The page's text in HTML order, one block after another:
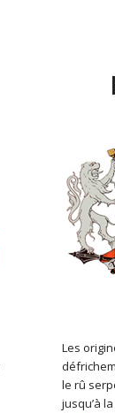
Les
le rû
jusqu’à